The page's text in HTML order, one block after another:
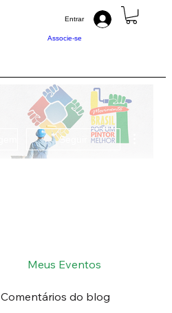
Associe-se
Entrar
Seguir
Meus Eventos
Comentários do blog